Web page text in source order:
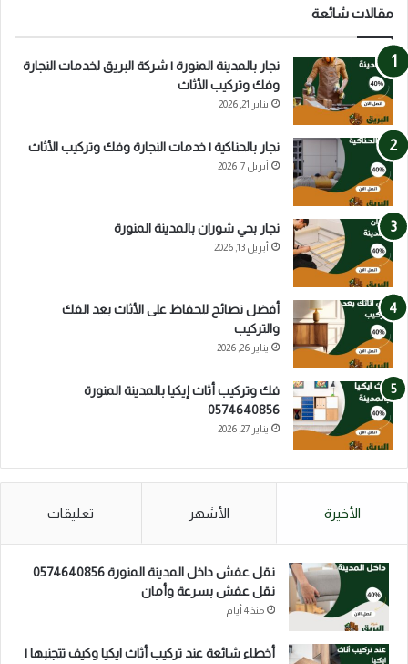
مقالات شائعة
نجار بالمدينة المنورة | شركة البريق لخدمات النجارة
وفك وتركيب الأثاث
يناير 21, 2026
نجار بالحناكية | خدمات النجارة وفك وتركيب الأثاث
أبريل 7, 2026
نجار بحي شوران بالمدينة المنورة
أبريل 13, 2026
أفضل نصائح للحفاظ على الأثاث بعد الفك
والتركيب
يناير 26, 2026
فك وتركيب أثاث إيكيا بالمدينة المنورة
0574640856
يناير 27, 2026
الأخيرة الأشهر تعليقات
نقل عفش داخل المدينة المنورة 0574640856
نقل عفش بسرعة وأمان
منذ 4 أيام
أخطاء شائعة عند تركيب أثاث ايكيا وكيف تتجنبها |